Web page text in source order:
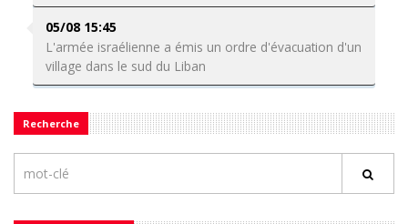
05/08 15:45
L'armée israélienne a émis un ordre d'évacuation d'un
village dans le sud du Liban
Recherche